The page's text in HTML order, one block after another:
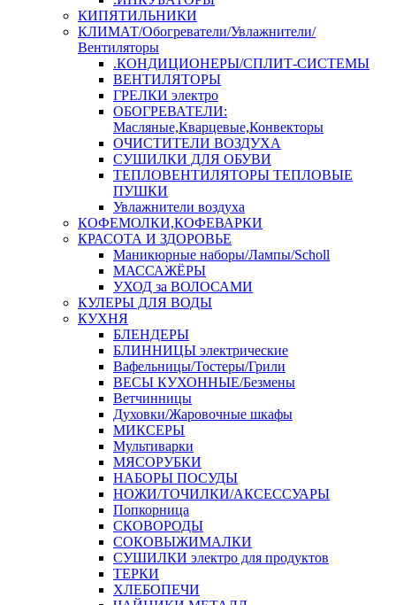
КИПЯТИЛЬНИКИ
КЛИМАТ/Обогреватели/Увлажнители/
Вентиляторы
.КОНДИЦИОНЕРЫ/СПЛИТ-СИСТЕМЫ
ВЕНТИЛЯТОРЫ
ГРЕЛКИ электро
ОБОГРЕВАТЕЛИ:
Масляные,Кварцевые,Конвекторы
ОЧИСТИТЕЛИ ВОЗДУХА
СУШИЛКИ ДЛЯ ОБУВИ
ТЕПЛОВЕНТИЛЯТОРЫ ТЕПЛОВЫЕ
ПУШКИ
Увлажнители воздуха
КОФЕМОЛКИ,КОФЕВАРКИ
КРАСОТА И ЗДОРОВЬЕ
Маникюрные наборы/Лампы/Scholl
МАССАЖЁРЫ
УХОД за ВОЛОСАМИ
КУЛЕРЫ ДЛЯ ВОДЫ
КУХНЯ
БЛЕНДЕРЫ
БЛИННИЦЫ электрические
Вафельницы/Тостеры/Грили
ВЕСЫ КУХОННЫЕ/Безмены
Ветчинницы
Духовки/Жаровочные шкафы
МИКСЕРЫ
Мультиварки
МЯСОРУБКИ
НАБОРЫ ПОСУДЫ
НОЖИ/ТОЧИЛКИ/АКСЕССУАРЫ
Попкорница
СКОВОРОДЫ
СОКОВЫЖИМАЛКИ
СУШИЛКИ электро для продуктов
ТЕРКИ
ХЛЕБОПЕЧИ